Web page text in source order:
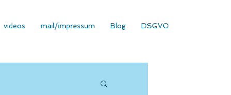
videos mail/impressum Blog DSGVO